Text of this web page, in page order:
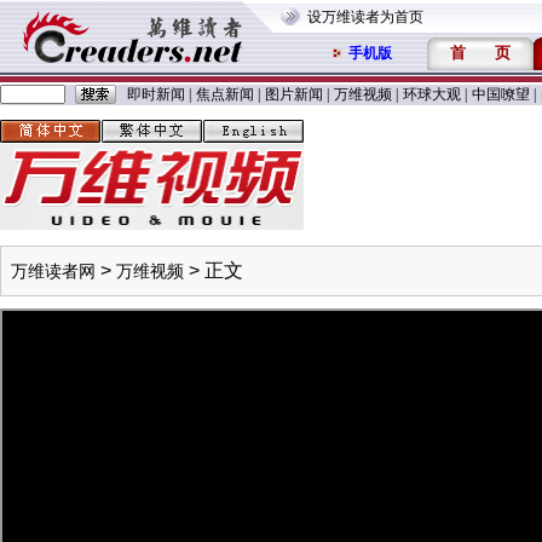
设万维读者为首页
手机版 首 页
即时新闻 焦点新闻 图片新闻 万维视频 环球大观 中国嘹望
万维读者网 > 万维视频 > 正文